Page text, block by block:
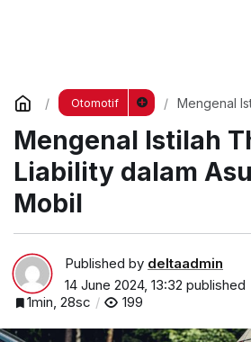
Otomotif
Mengenal
Mengenal Istilah
Liability dalam
Mobil
Published by deltaadmin
14 June 2024, 13:32 published
1min, 28sc
199